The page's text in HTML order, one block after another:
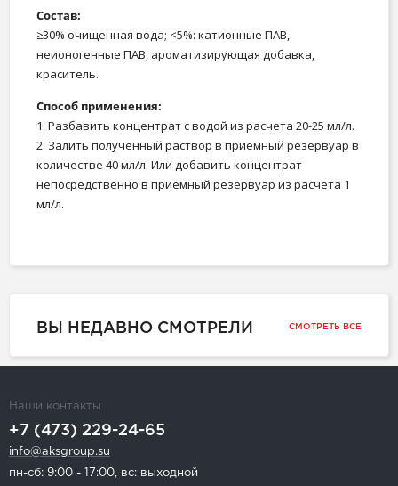
Состав:
≥30% очищенная вода; <5%: катионные ПАВ,
неионогенные ПАВ, ароматизирующая добавка,
краситель.
Способ применения:
1. Разбавить концентрат с водой из расчета 20-25 мл/л.
2. Залить полученный раствор в приемный резервуар в
количестве 40 мл/л. Или добавить концентрат
непосредственно в приемный резервуар из расчета 1
мл/л.
ВЫ НЕДАВНО СМОТРЕЛИ СМОТРЕТЬ ВСЕ
Наши контакты
+7 (473) 229-24-65
info@aksgroup.su
пн-сб: 9:00 - 17:00, вс: выходной